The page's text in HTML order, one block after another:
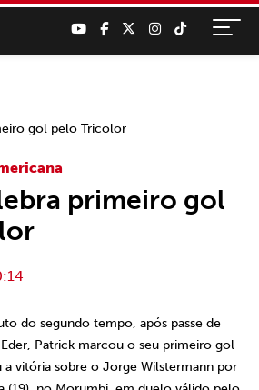
primeiro gol
do segundo tempo, após passe de
Patrick marcou o seu primeiro gol
vitória sobre o Jorge Wilstermann por